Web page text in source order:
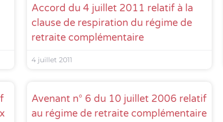
Accord du 4 juillet 2011 relatif à la
clause de respiration du régime de
retraite complémentaire
4 juillet 2011
Avenant n° 6 du 10 juillet 2006 relatif
au régime de retraite complémentaire